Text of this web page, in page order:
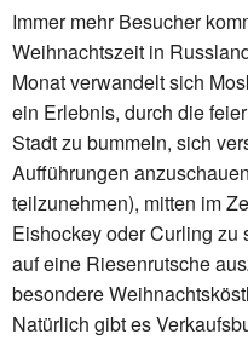
Immer mehr Besucher
Weihnachtszeit in
Monat verwandelt sich
ein Erlebnis, durch die
Stadt zu bummeln, sich
Aufführungen
teilzunehmen), mitten im
Eishockey oder Curling zu
auf eine Riesenrutsche
besondere
Natürlich gibt es